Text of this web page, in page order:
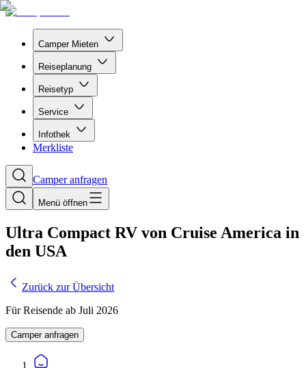
Camper Mieten
Reiseplanung
Reisetyp
Service
Infothek
Merkliste
Camper anfragen
Menü öffnen
Ultra Compact RV von Cruise America in
den USA
Zurück zur Übersicht
Für Reisende ab Juli 2026
Camper anfragen